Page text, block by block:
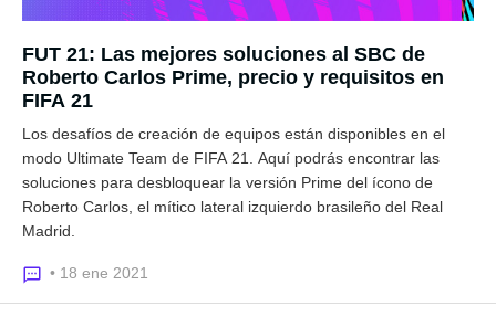
FUT 21: Las mejores soluciones al SBC de
Roberto Carlos Prime, precio y requisitos en
FIFA 21
Los desafíos de creación de equipos están disponibles en el
modo Ultimate Team de FIFA 21. Aquí podrás encontrar las
soluciones para desbloquear la versión Prime del ícono de
Roberto Carlos, el mítico lateral izquierdo brasileño del Real
Madrid.
• 18 ene 2021